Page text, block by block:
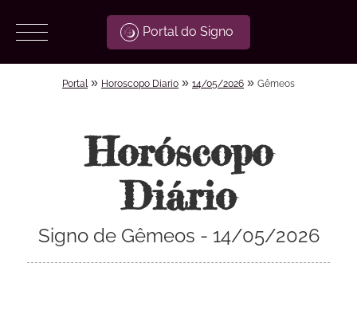
Portal do Signo
Portal » Horoscopo Diario » 14/05/2026 » Gêmeos
Horóscopo
Diário
Signo de Gêmeos - 14/05/2026